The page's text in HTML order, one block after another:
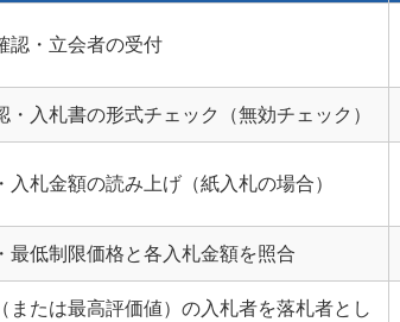
認・立会者の受付
・入札書の形式チェック（無効チェック）
入札金額の読み上げ（紙入札の場合）
最低制限価格と各入札金額を照合
または最高評価値）の入札者を落札者とし